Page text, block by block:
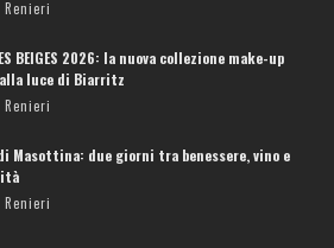
BEIGES 2026: la nuova collezione make-up
luce di Biarritz
Masottina: due giorni tra benessere, vino e